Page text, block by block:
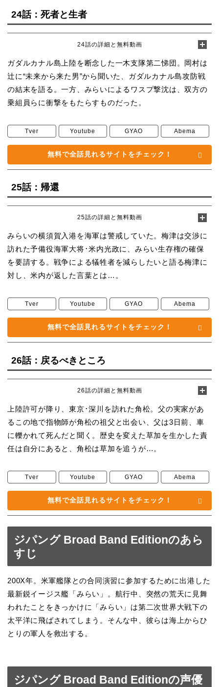
24話：死者と生者
24話の詳細と無料動画
ガダルカナル島上陸を断念した一木支隊第二悌団。岡村は
辻に“未来から来た男”から聞いた、ガダルカナル島攻防戦
の結末を語る。一方、みらいによるワスプ撃沈は、双方の
乗組員らに衝撃をもたらすものだった。
Tver Youtube GYAO Abema
無料で全話見れるサイトをチェック！
25話：帰還
25話の詳細と無料動画
みらいの横須賀入港を海軍は警戒していた。梅津は交渉に
訪れた予備役海軍大将･米内光政に、みらい生存権の確保
を要請する。戦争による犠牲者を減らしたいと語る梅津に
対し、米内が返した言葉とは…。
Tver Youtube GYAO Abema
無料で全話見れるサイトをチェック！
26話：戻るべきところ
26話の詳細と無料動画
上陸許可が降り、東京･深川を訪れた角松。父の実家があ
るこの地で指物師が角松の祖父と出会い、父は3日前、車
に轢かれて死んだと聞く。歴史を変えた草加を生かした責
任は自分にあると、角松は草加を追うが…。
Tver Youtube GYAO Abema
無料で全話見れるサイトをチェック！
ジパング Broad Band Editionのあら
すじ
200X年。米軍艦隊との合同演習に参加するために出港した
最新鋭イージス艦「みらい」。航行中、突然の荒天に見舞
われたことをきっかけに「みらい」は第二次世界大戦下の
太平洋に飛ばされてしまう。そんな中、彼らは海上からひ
とりの軍人を救出する。
ジパング Broad Band Editionの声優